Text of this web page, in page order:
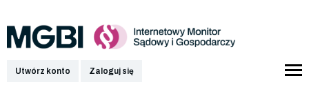
Utwórz konto Zaloguj się